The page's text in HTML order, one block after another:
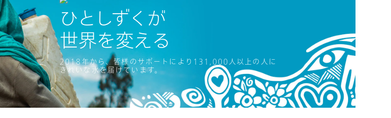
ひとしずくが
世界を変える
2018年から、皆様のサポートにより131,000人以上の人に
きれいな水を届けています。